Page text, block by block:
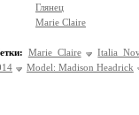
Глянец
Marie Claire
Marie Claire
Italia
Model: Madison Headrick